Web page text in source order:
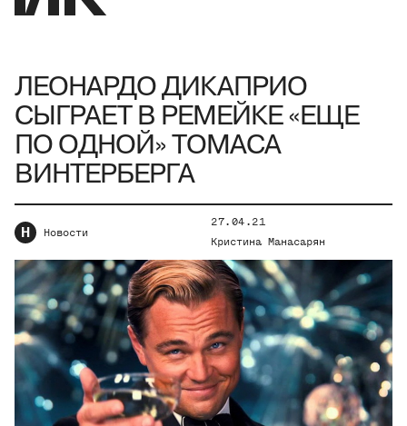
ЛЕОНАРДО ДИКАПРИО
СЫГРАЕТ В РЕМЕЙКЕ «ЕЩЕ
ПО ОДНОЙ» ТОМАСА
ВИНТЕРБЕРГА
Н Новости
27.04.21
Кристина Манасарян